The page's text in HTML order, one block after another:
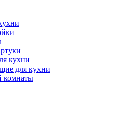
кухни
для кухни
комнаты